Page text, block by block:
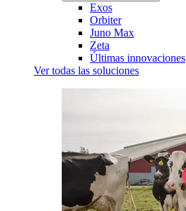
Exos
Orbiter
Juno Max
Zeta
Últimas innovaciones
Ver todas las soluciones